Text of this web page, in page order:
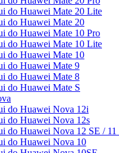
do Huawei Mate 20 Lite
do Huawei Mate 20
do Huawei Mate 10 Pro
do Huawei Mate 10 Lite
do Huawei Mate 10
do Huawei Mate 9
do Huawei Mate 8
do Huawei Mate S
do Huawei Nova 12i
do Huawei Nova 12s
do Huawei Nova 12 SE / 11
do Huawei Nova 10